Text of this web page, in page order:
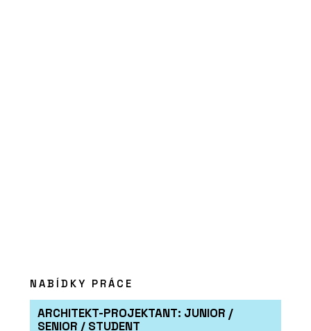
PRODUKTY
NABÍDKY PRÁCE
ARCHITEKT-PROJEKTANT: JUNIOR /
SENIOR / STUDENT